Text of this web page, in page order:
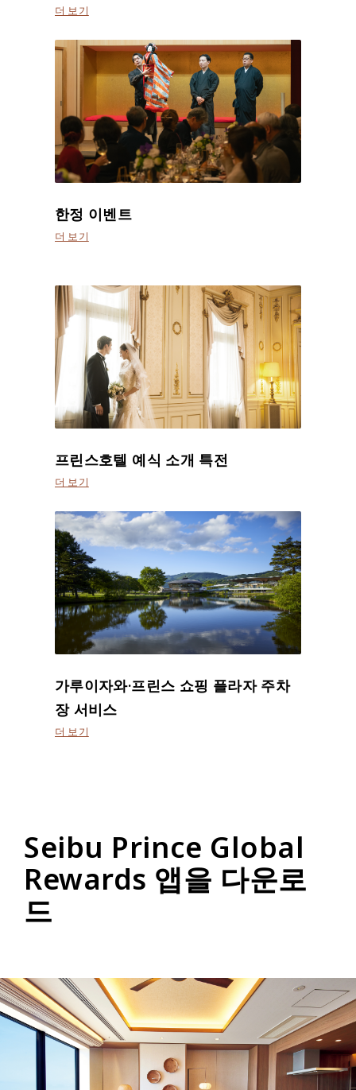
더 보기
한정 이벤트
더 보기
프린스호텔 예식 소개 특전
더 보기
가루이자와·프린스 쇼핑 플라자 주차
장 서비스
더 보기
Seibu Prince Global
Rewards 앱을 다운로
드